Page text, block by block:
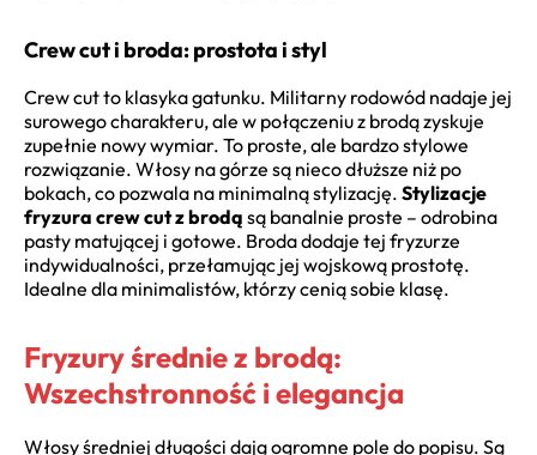
Crew cut i broda: prostota i styl
Crew cut to klasyka gatunku. Militarny rodowód nadaje jej
surowego charakteru, ale w połączeniu z brodą zyskuje
zupełnie nowy wymiar. To proste, ale bardzo stylowe
rozwiązanie. Włosy na górze są nieco dłuższe niż po
bokach, co pozwala na minimalną stylizację. Stylizacje
fryzura crew cut z brodą są banalnie proste – odrobina
pasty matującej i gotowe. Broda dodaje tej fryzurze
indywidualności, przełamując jej wojskową prostotę.
Idealne dla minimalistów, którzy cenią sobie klasę.
Fryzury średnie z brodą:
Wszechstronność i elegancja
Włosy średniej długości dają ogromne pole do popisu. Są